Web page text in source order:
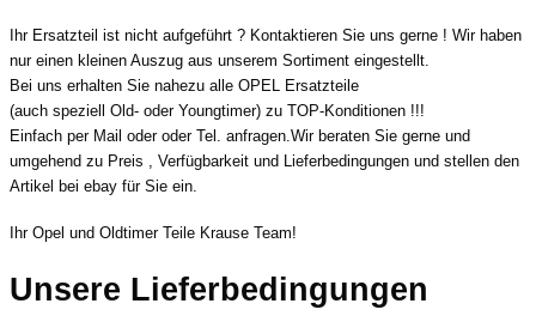
Ihr Ersatzteil ist nicht aufgeführt ? Kontaktieren Sie uns gerne ! Wir haben
nur einen kleinen Auszug aus unserem Sortiment eingestellt.
Bei uns erhalten Sie nahezu alle OPEL Ersatzteile
(auch speziell Old- oder Youngtimer) zu TOP-Konditionen !!!
Einfach per Mail oder oder Tel. anfragen.Wir beraten Sie gerne und
umgehend zu Preis , Verfügbarkeit und Lieferbedingungen und stellen den
Artikel bei ebay für Sie ein.
Ihr Opel und Oldtimer Teile Krause Team!
Unsere Lieferbedingungen